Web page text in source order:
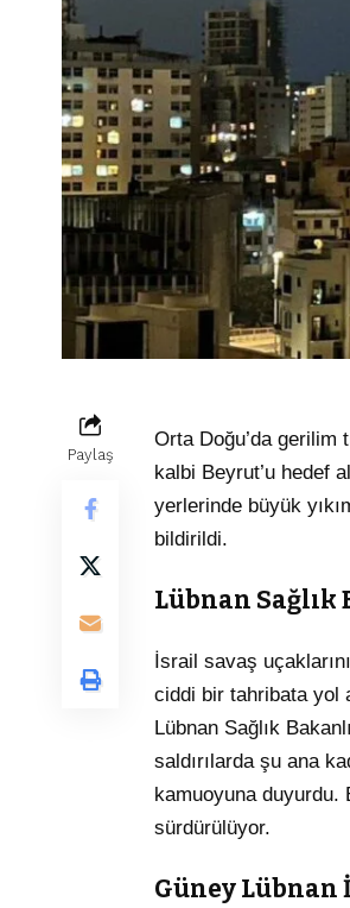
Paylaş
Orta Doğu’da gerilim
kalbi Beyrut’u hedef
yerlerinde büyük
bildirildi.
Lübnan Sağlık
İsrail savaş
ciddi bir tahribata yol
Lübnan Sağlık
saldırılarda şu ana
kamuoyuna duyurdu.
sürdürülüyor.
Güney